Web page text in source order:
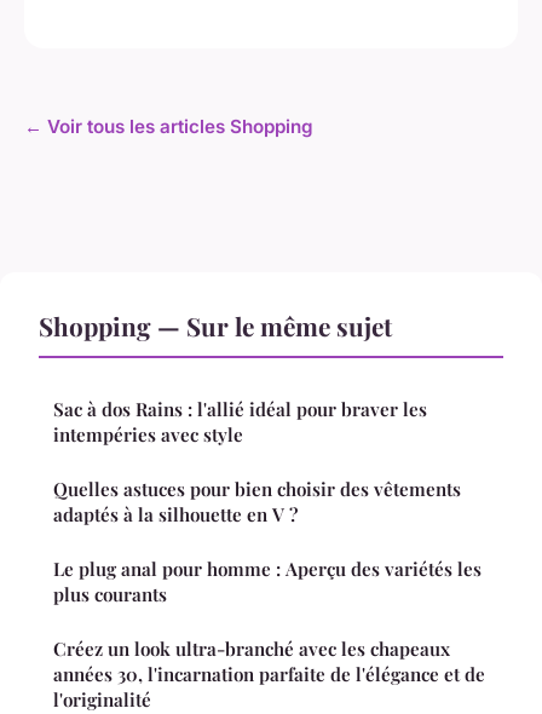
← Voir tous les articles Shopping
Shopping — Sur le même sujet
Sac à dos Rains : l'allié idéal pour braver les
intempéries avec style
Quelles astuces pour bien choisir des vêtements
adaptés à la silhouette en V ?
Le plug anal pour homme : Aperçu des variétés les
plus courants
Créez un look ultra-branché avec les chapeaux
années 30, l'incarnation parfaite de l'élégance et de
l'originalité